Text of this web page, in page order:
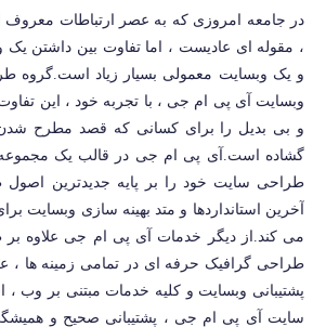
در جامعه امروزی که به عصر ارتباطات
، مقوله ای عادیست ، اما تفاوت بین داشتن
و یک وبسایت معمولی بسیار زیاد است.گروه
وبسایت آی پی ام جی ، با تجربه خود ، این
و بی بدیل را برای کسانی که قصد مطرح شدن
گشاده است.آی پی ام جی در قالب یک
طراحی سایت خود را بر پایه جدیدترین
آخرین استانداردها و متد بهینه سازی وبسایت
می کند.از دیگر خدمات آی پی ام جی علاوه بر
طراحی گرافیک حرفه ای در تمامی زمینه ها ،
پشتیبانی وبسایت و کلیه خدمات مبتنی بر وب
سایت آی پی ام جی ، پشتیبانی صحیح و